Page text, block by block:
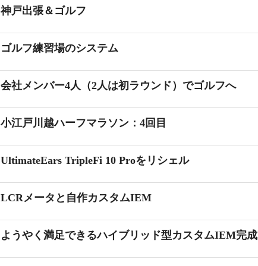
神戸出張＆ゴルフ
ゴルフ練習場のシステム
会社メンバー4人（2人は初ラウンド）でゴルフへ
小江戸川越ハーフマラソン：4回目
UltimateEars TripleFi 10 Proをリシェル
LCRメータと自作カスタムIEM
ようやく満足できるハイブリッド型カスタムIEM完成